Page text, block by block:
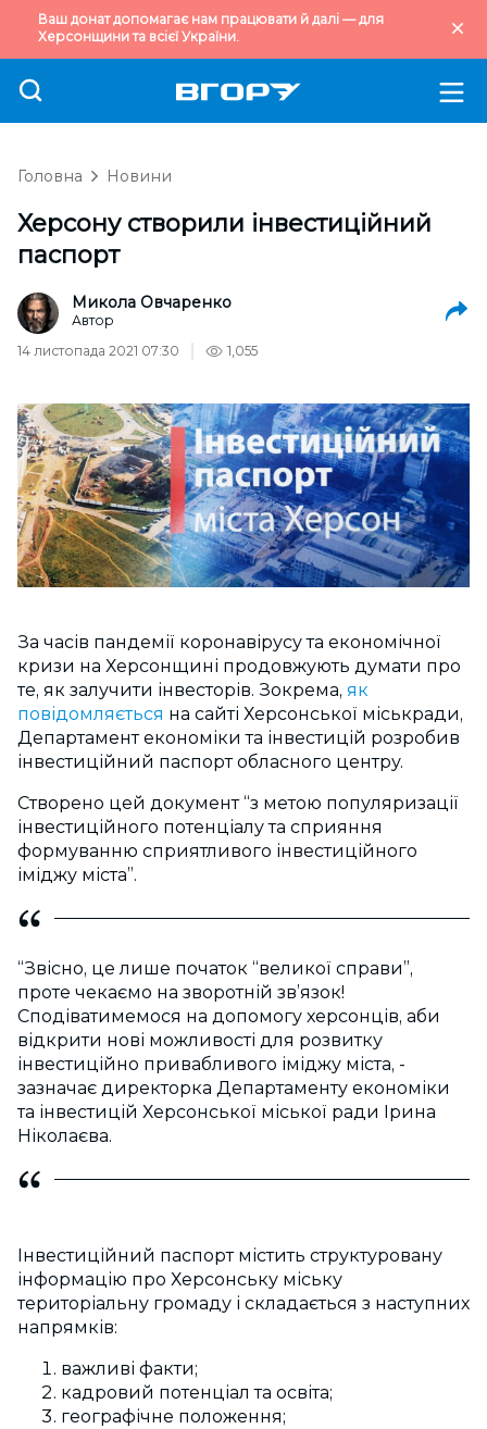
Ваш донат допомагає нам працювати й далі — для
Херсонщини та всієї України.
Головна Новини
Херсону створили інвестиційний
паспорт
Микола Овчаренко
Автор
14 листопада 2021 07:30
1,055
За часів пандемії коронавірусу та економічної
кризи на Херсонщині продовжують думати про
те, як залучити інвесторів. Зокрема, як
повідомляється на сайті Херсонської міськради,
Департамент економіки та інвестицій розробив
інвестиційний паспорт обласного центру.
Створено цей документ “з метою популяризації
інвестиційного потенціалу та сприяння
формуванню сприятливого інвестиційного
іміджу міста”.
“Звісно, це лише початок “великої справи”,
проте чекаємо на зворотній зв’язок!
Сподіватимемося на допомогу херсонців, аби
відкрити нові можливості для розвитку
інвестиційно привабливого іміджу міста, -
зазначає директорка Департаменту економіки
та інвестицій Херсонської міської ради Ірина
Ніколаєва.
Інвестиційний паспорт містить структуровану
інформацію про Херсонську міську
територіальну громаду і складається з наступних
напрямків:
важливі факти;
кадровий потенціал та освіта;
географічне положення;